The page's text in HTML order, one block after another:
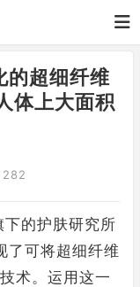
的超细纤维
体上大面积
282
的护肤研究所
了可将超细纤维
术。运用这一